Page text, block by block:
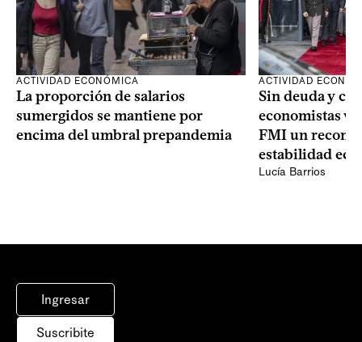
ACTIVIDAD ECONÓMICA
La proporción de salarios
sumergidos se mantiene por
encima del umbral prepandemia
ACTIVIDAD
Sin deuda y
economistas
FMI un
estabilidad
Lucía Barrios
Ingresar
Suscribite